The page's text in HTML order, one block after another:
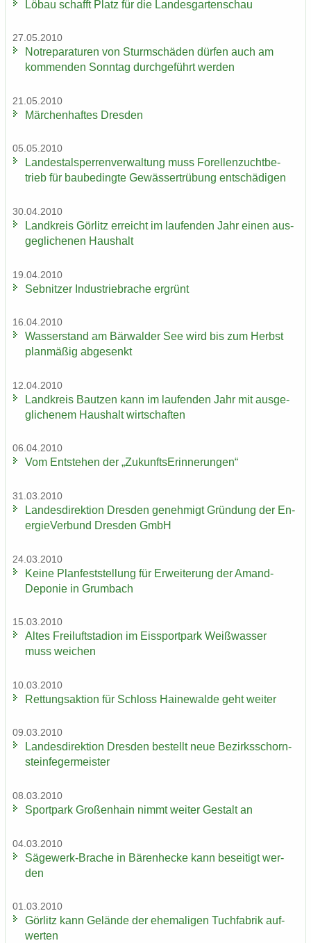
Löbau schafft Platz für die Lan­des­gar­ten­schau
27.05.2010
Not­re­pa­ra­tu­ren von Sturm­schä­den dür­fen auch am
kom­men­den Sonn­tag durch­ge­führt wer­den
21.05.2010
Mär­chen­haf­tes Dres­den
05.05.2010
Lan­des­tal­sper­ren­ver­wal­tung muss Fo­rel­len­zucht­be­
trieb für bau­be­ding­te Ge­wäs­ser­trü­bung ent­schä­di­gen
30.04.2010
Land­kreis Gör­litz er­reicht im lau­fen­den Jahr einen aus­
ge­gli­che­nen Haus­halt
19.04.2010
Seb­nit­zer In­dus­trie­bra­che er­grünt
16.04.2010
Was­ser­stand am Bär­wal­der See wird bis zum Herbst
plan­mä­ßig ab­ge­senkt
12.04.2010
Land­kreis Baut­zen kann im lau­fen­den Jahr mit aus­ge­
gli­che­nem Haus­halt wirt­schaf­ten
06.04.2010
Vom Ent­ste­hen der „Zu­kunfts­Er­in­ne­run­gen“
31.03.2010
Lan­des­di­rek­ti­on Dres­den ge­neh­migt Grün­dung der En­
er­gie­Ver­bund Dres­den GmbH
24.03.2010
Keine Plan­fest­stel­lung für Er­wei­te­rung der Amand-​
Deponie in Grum­bach
15.03.2010
Altes Frei­luft­sta­di­on im Eis­sport­park Weiß­was­ser
muss wei­chen
10.03.2010
Ret­tungs­ak­ti­on für Schloss Hai­ne­wal­de geht wei­ter
09.03.2010
Lan­des­di­rek­ti­on Dres­den be­stellt neue Be­zirks­schorn­
stein­fe­ger­meis­ter
08.03.2010
Sport­park Gro­ßen­hain nimmt wei­ter Ge­stalt an
04.03.2010
Sägewerk-​Brache in Bä­ren­he­cke kann be­sei­tigt wer­
den
01.03.2010
Gör­litz kann Ge­län­de der ehe­ma­li­gen Tuch­fa­brik auf­
wer­ten